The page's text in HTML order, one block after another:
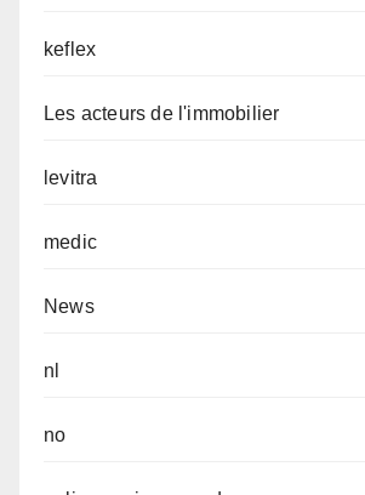
keflex
Les acteurs de l'immobilier
levitra
medic
News
nl
no